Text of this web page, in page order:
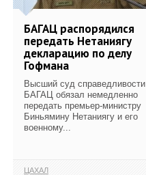
БАГАЦ распорядился
передать Нетаниягу
декларацию по делу
Гофмана
Высший суд справедливости
БАГАЦ обязал немедленно
передать премьер-министру
Биньямину Нетаниягу и его
военному...
ЦАХАЛ